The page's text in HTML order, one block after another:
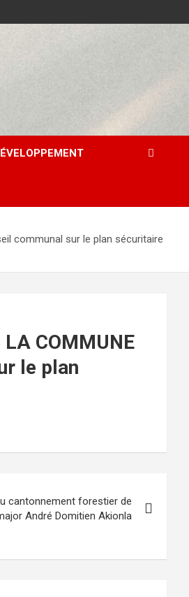
communal sur le plan sécuritaire
LA COMMUNE
le plan
cantonnement forestier de
André Domitien Akionla